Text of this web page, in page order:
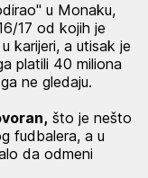
u Monaku,
17 od kojih je
karijeri, a utisak je
platili 40 miliona
ne gledaju.
što je nešto
fudbalera, a u
da odmeni